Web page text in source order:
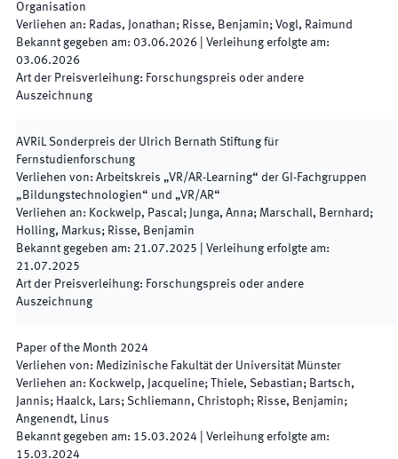
Organisation
Verliehen an: Radas, Jonathan; Risse, Benjamin; Vogl, Raimund
Bekannt gegeben am: 03.06.2026 Verleihung erfolgte am:
03.06.2026
Art der Preisverleihung: Forschungspreis oder andere
Auszeichnung
AVRiL Sonderpreis der Ulrich Bernath Stiftung für
Fernstudienforschung
Verliehen von: Arbeitskreis „VR/AR-Learning“ der GI-Fachgruppen
„Bildungstechnologien“ und „VR/AR“
Verliehen an: Kockwelp, Pascal; Junga, Anna; Marschall, Bernhard;
Holling, Markus; Risse, Benjamin
Bekannt gegeben am: 21.07.2025 Verleihung erfolgte am:
21.07.2025
Art der Preisverleihung: Forschungspreis oder andere
Auszeichnung
Paper of the Month 2024
Verliehen von: Medizinische Fakultät der Universität Münster
Verliehen an: Kockwelp, Jacqueline; Thiele, Sebastian; Bartsch,
Jannis; Haalck, Lars; Schliemann, Christoph; Risse, Benjamin;
Angenendt, Linus
Bekannt gegeben am: 15.03.2024 Verleihung erfolgte am:
15.03.2024